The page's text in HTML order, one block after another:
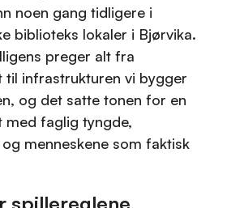
noen gang tidligere i
biblioteks lokaler i Bjørvika.
preger alt fra
til infrastrukturen vi bygger
og det satte tonen for en
med faglig tyngde,
menneskene som faktisk
spillereglene